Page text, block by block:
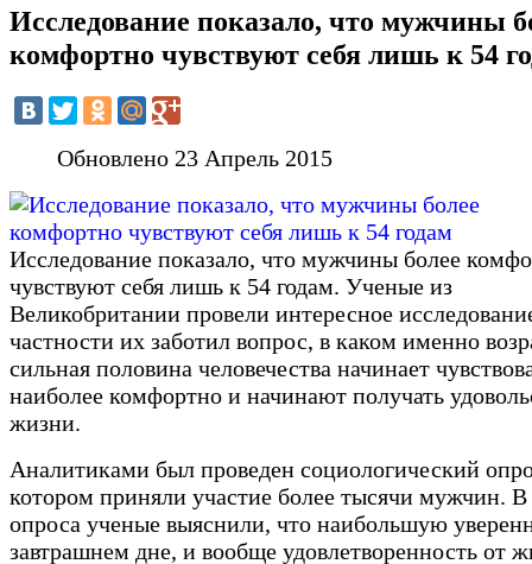
Исследование показало, что мужчины
комфортно чувствуют себя лишь к 54
Обновлено 23 Апрель 2015
Исследование показало, что мужчины более
чувствуют себя лишь к 54 годам. Ученые из
Великобритании провели интересное
частности их заботил вопрос, в каком именно
сильная половина человечества начинает
наиболее комфортно и начинают получать
жизни.
Аналитиками был проведен социологический
котором приняли участие более тысячи мужчин. В
опроса ученые выяснили, что наибольшую
завтрашнем дне, и вообще удовлетворенность от